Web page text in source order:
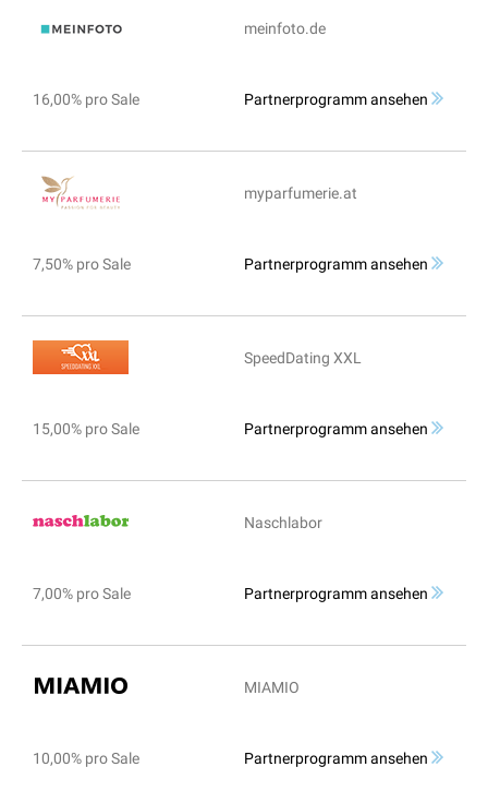
meinfoto.de
16,00% pro Sale Partnerprogramm ansehen
myparfumerie.at
7,50% pro Sale Partnerprogramm ansehen
SpeedDating XXL
15,00% pro Sale Partnerprogramm ansehen
Naschlabor
7,00% pro Sale Partnerprogramm ansehen
MIAMIO
10,00% pro Sale Partnerprogramm ansehen